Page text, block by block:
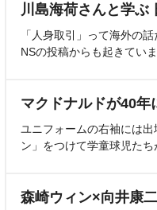
川島海荷さんと学ぶ
「人身取引」って海外の
NSの投稿からも起きてい
マクドナルドが40年
ユニフォームの右袖には
ン」をつけて学童球児た
森崎ウィン×向井康